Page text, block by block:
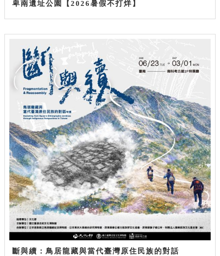
卑南遺址公園【2026暑假不打烊】
斷與續：鳥居龍藏與當代臺灣原住民族的對話